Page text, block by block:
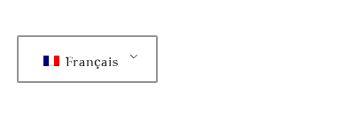
Français